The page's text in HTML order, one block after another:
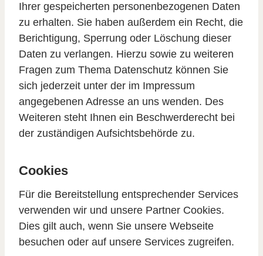
Ihrer gespeicherten personenbezogenen Daten
zu erhalten. Sie haben außerdem ein Recht, die
Berichtigung, Sperrung oder Löschung dieser
Daten zu verlangen. Hierzu sowie zu weiteren
Fragen zum Thema Datenschutz können Sie
sich jederzeit unter der im Impressum
angegebenen Adresse an uns wenden. Des
Weiteren steht Ihnen ein Beschwerderecht bei
der zuständigen Aufsichtsbehörde zu.
Cookies
Für die Bereitstellung entsprechender Services
verwenden wir und unsere Partner Cookies.
Dies gilt auch, wenn Sie unsere Webseite
besuchen oder auf unsere Services zugreifen.